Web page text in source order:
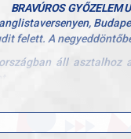
BRAVÚROS GYŐZELEM
felett. A
áll